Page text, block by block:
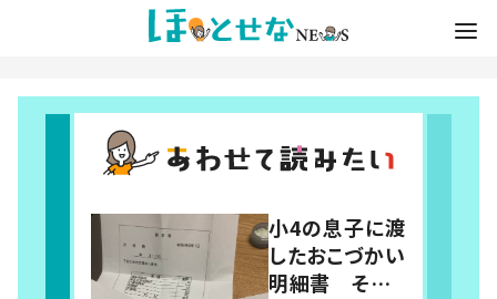
小4の息子に渡
したおこづかい
明細書 その